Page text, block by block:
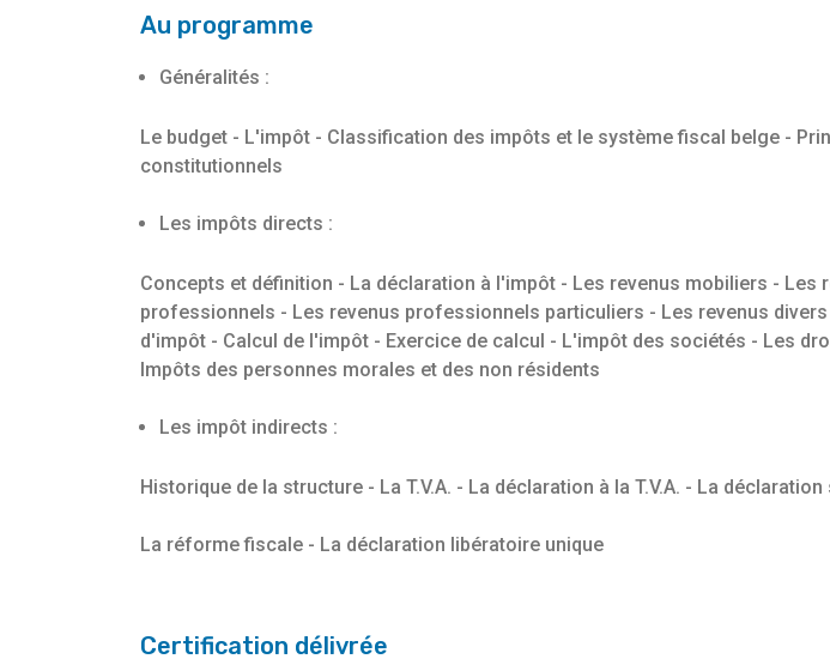
Au programme
Généralités :
Le budget - L'impôt - Classification des impôts et le système fiscal belge -
constitutionnels
Les impôts directs :
Concepts et définition - La déclaration à l'impôt - Les revenus mobiliers - Les
professionnels - Les revenus professionnels particuliers - Les revenus
d'impôt - Calcul de l'impôt - Exercice de calcul - L'impôt des sociétés - Les
Impôts des personnes morales et des non résidents
Les impôt indirects :
Historique de la structure - La T.V.A. - La déclaration à la T.V.A. - La déclaration
La réforme fiscale - La déclaration libératoire unique
Certification délivrée